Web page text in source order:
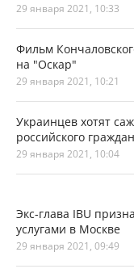
29 января 2021, 10:33
Фильм
на "Оскар"
29 января 2021, 10:21
Украинцев хотят
российского
29 января 2021, 10:04
Экс-глава IBU
услугами в Москве
29 января 2021, 09:49